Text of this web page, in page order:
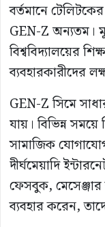
বর্তমানে
GEN-Z অন্যতম।
বিশ্ববিদ্যালয়ের
ব্যবহারকারীদের
GEN-Z সিমে
যায়। বিভিন্ন সময়ে
সামাজিক
দীর্ঘমেয়াদি
ফেসবুক, মেসেঞ্জার
ব্যবহার করেন,